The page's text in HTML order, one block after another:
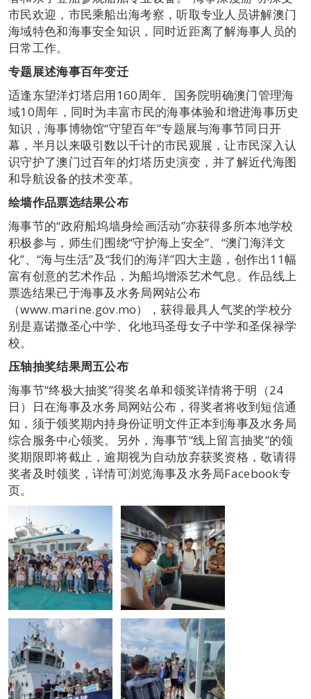
市民欢迎，市民乘船出海考察，听取专业人员讲解澳门
海域特色和海事安全知识，同时近距离了解海事人员的
日常工作。
专题展述海事百年变迁
适逢东望洋灯塔启用160周年、国务院明确澳门管理海
域10周年，同时为丰富市民的海事体验和增进海事历史
知识，海事博物馆“守望百年”专题展与海事节同日开
幕，半月以来吸引数以千计的市民观展，让市民深入认
识守护了澳门过百年的灯塔历史演变，并了解近代海图
和导航设备的技术变革。
绘墙作品票选结果公布
海事节的“政府船坞墙身绘画活动”亦获得多所本地学校
积极参与，师生们围绕“守护海上安全”、“澳门海洋文
化”、“海与生活”及“我们的海洋”四大主题，创作出11幅
富有创意的艺术作品，为船坞增添艺术气息。作品线上
票选结果已于海事及水务局网站公布
（www.marine.gov.mo），获得最具人气奖的学校分
别是嘉诺撒圣心中学、化地玛圣母女子中学和圣保禄学
校。
压轴抽奖结果周五公布
海事节“终极大抽奖”得奖名单和领奖详情将于明（24
日）日在海事及水务局网站公布，得奖者将收到短信通
知，须于领奖期内持身份证明文件正本到海事及水务局
综合服务中心领奖。另外，海事节“线上留言抽奖”的领
奖期限即将截止，逾期视为自动放弃获奖资格，敬请得
奖者及时领奖，详情可浏览海事及水务局Facebook专
页。